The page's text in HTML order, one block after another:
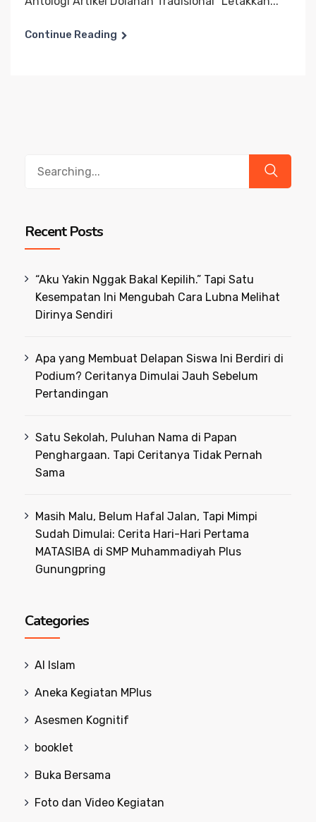
Continue Reading
Recent Posts
“Aku Yakin Nggak Bakal Kepilih.” Tapi Satu
Kesempatan Ini Mengubah Cara Lubna Melihat
Dirinya Sendiri
Apa yang Membuat Delapan Siswa Ini Berdiri di
Podium? Ceritanya Dimulai Jauh Sebelum
Pertandingan
Satu Sekolah, Puluhan Nama di Papan
Penghargaan. Tapi Ceritanya Tidak Pernah
Sama
Masih Malu, Belum Hafal Jalan, Tapi Mimpi
Sudah Dimulai: Cerita Hari-Hari Pertama
MATASIBA di SMP Muhammadiyah Plus
Gunungpring
Categories
Al Islam
Aneka Kegiatan MPlus
Asesmen Kognitif
booklet
Buka Bersama
Foto dan Video Kegiatan